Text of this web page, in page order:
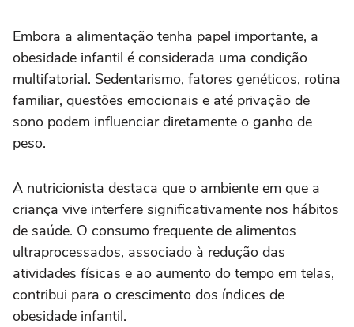
Embora a alimentação tenha papel importante, a
obesidade infantil é considerada uma condição
multifatorial. Sedentarismo, fatores genéticos, rotina
familiar, questões emocionais e até privação de
sono podem influenciar diretamente o ganho de
peso.
A nutricionista destaca que o ambiente em que a
criança vive interfere significativamente nos hábitos
de saúde. O consumo frequente de alimentos
ultraprocessados, associado à redução das
atividades físicas e ao aumento do tempo em telas,
contribui para o crescimento dos índices de
obesidade infantil.